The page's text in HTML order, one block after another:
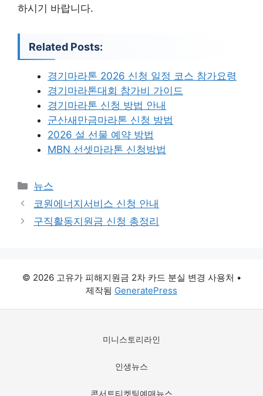
하시기 바랍니다.
Related Posts:
경기마라톤 2026 신청 일정 코스 참가요령
경기마라톤대회 참가비 가이드
경기마라톤 신청 방법 안내
군산새만금마라톤 신청 방법
2026 설 선물 예약 방법
MBN 선셋마라톤 신청방법
카
테
리
뉴스
코원에너지서비스 신청 안내
구직활동지원금 신청 총정리
© 2026 고유가 피해지원금 2차 카드 분실 변경 사용처 •
제작됨 GeneratePress
미니스토리라인
인생뉴스
콘서트티켓팅예매뉴스